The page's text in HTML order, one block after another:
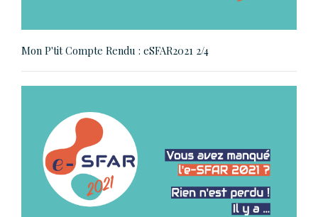
Mon P'tit Compte Rendu : eSFAR2021 2/4